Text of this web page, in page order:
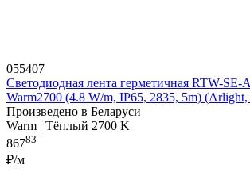
055407
Светодиодная лента герметичная RTW-SE-
Warm2700 (4.8 W/m, IP65, 2835, 5m) (Arlight,
Произведено в Беларуси
Warm | Тёплый 2700 K
86783
₽/м